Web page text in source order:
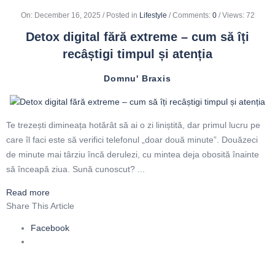
On: December 16, 2025 Posted in Lifestyle Comments: 0 Views: 72
Detox digital fără extreme – cum să îți
recâștigi timpul și atenția
Domnu' Braxis
Te trezești dimineața hotărât să ai o zi liniștită, dar primul lucru pe
care îl faci este să verifici telefonul „doar două minute”. Douăzeci
de minute mai târziu încă derulezi, cu mintea deja obosită înainte
să înceapă ziua. Sună cunoscut? ...
Read more
Share This Article
Facebook